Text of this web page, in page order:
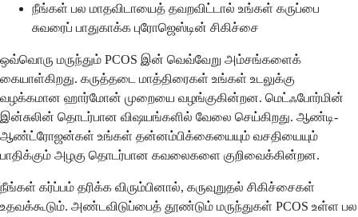
நீங்கள் பல மாதவிடாயைத் தவறவிட்டால் உங்கள் கருப்பை
சுவரைப் பாதுகாக்க புரோஜெஸ்டின் சிகிச்சை
ஒவ்வொரு மருந்தும் PCOS இன் வெவ்வேறு அம்சங்களைக்
கையாள்கிறது. கருத்தடை மாத்திரைகள் உங்கள் உடலுக்கு
வழக்கமான ஹார்மோன் முறையை வழங்குகின்றன. மெட்ஃபோர்மின்
இன்சுலின் தொடர்பான விஷயங்களில் வேலை செய்கிறது. ஆண்டி-
ஆண்ட்ரோஜன்கள் உங்கள் தன்னம்பிக்கையையும் வசதியையும்
பாதிக்கும் அழகு தொடர்பான கவலைகளை குறிவைக்கின்றன.
நீங்கள் கர்ப்பம் தரிக்க விரும்பினால், கருவுறுதல் சிகிச்சைகள்
உதவக்கூடும். அண்டவிடுப்பைத் தூண்டும் மருந்துகள் PCOS உள்ள பல